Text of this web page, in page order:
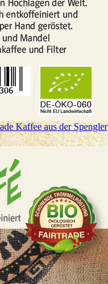
Kaffee aus der Spengler